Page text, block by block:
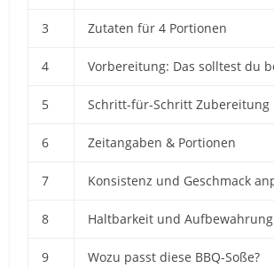
3 Zutaten für 4 Portionen
4 Vorbereitung: Das solltest du
5 Schritt-für-Schritt Zubereitung
6 Zeitangaben & Portionen
7 Konsistenz und Geschmack
8 Haltbarkeit und Aufbewahrung
9 Wozu passt diese BBQ-Soße?